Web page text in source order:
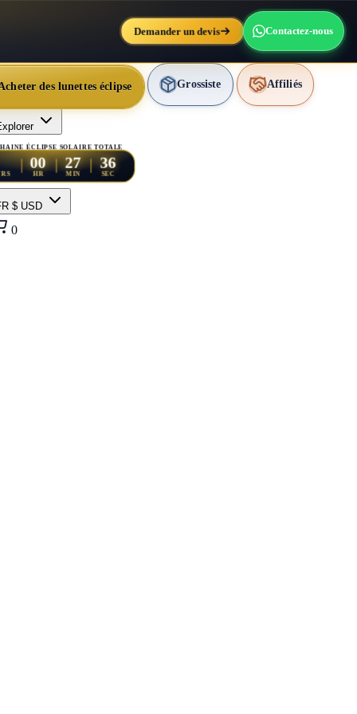
Demander un devis Contactez-nous
des lunettes éclipse Grossiste Affiliés
ÉCLIPSE SOLAIRE TOTALE
00
HR
27
MIN
34
SEC
$ USD
0